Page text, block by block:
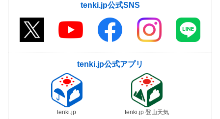
tenki.jp公式SNS
tenki.jp公式アプリ
tenki.jp tenki.jp 登山天気